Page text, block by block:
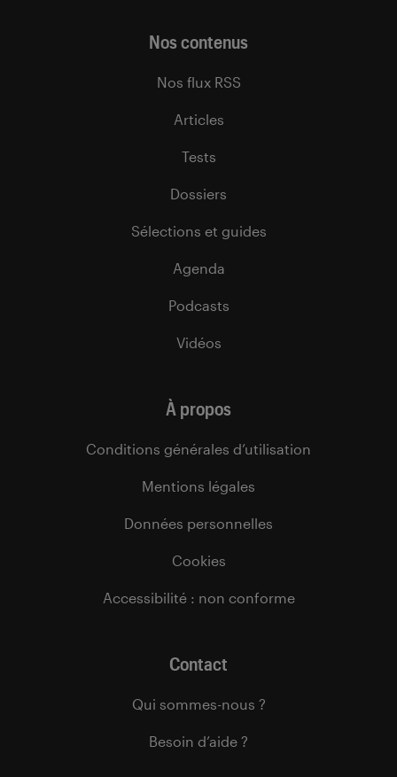
Nos contenus
Nos flux RSS
Articles
Tests
Dossiers
Sélections et guides
Agenda
Podcasts
Vidéos
À propos
Conditions générales d’utilisation
Mentions légales
Données personnelles
Cookies
Accessibilité : non conforme
Contact
Qui sommes-nous ?
Besoin d’aide ?